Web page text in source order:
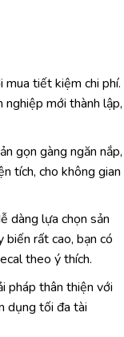
tiết kiệm chi phí.
nghiệp mới thành lập,
gọn gàng ngăn nắp,
tích, cho không gian
dàng lựa chọn sản
rất cao, bạn có
theo ý thích.
pháp thân thiện với
dụng tối đa tài